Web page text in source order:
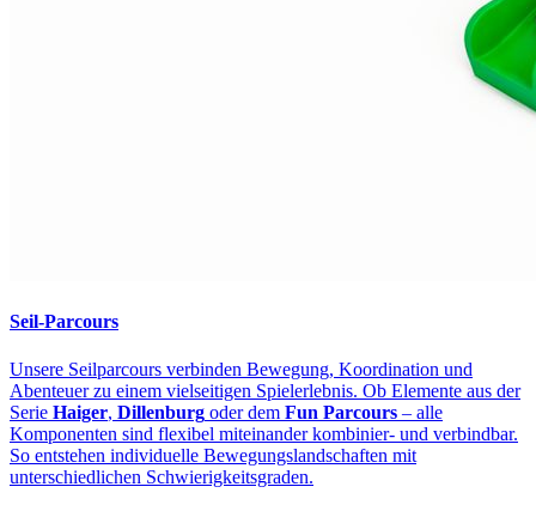
Seil-Parcours
Unsere Seilparcours verbinden Bewegung, Koordination und
Abenteuer zu einem vielseitigen Spielerlebnis. Ob Elemente aus der
Serie Haiger, Dillenburg oder dem Fun Parcours – alle
Komponenten sind flexibel miteinander kombinier- und verbindbar.
So entstehen individuelle Bewegungslandschaften mit
unterschiedlichen Schwierigkeitsgraden.